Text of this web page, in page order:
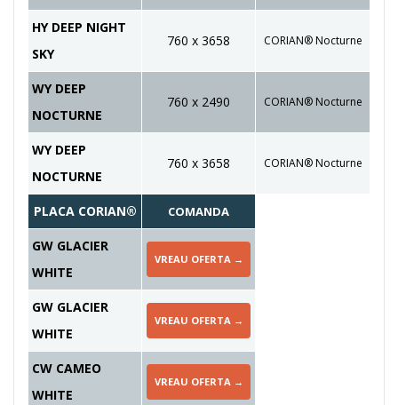
HY DEEP NIGHT
SKY
760 x 3658 CORIAN® Nocturne
WY DEEP
NOCTURNE
760 x 2490 CORIAN® Nocturne
WY DEEP
NOCTURNE
760 x 3658 CORIAN® Nocturne
PLACA CORIAN® COMANDA
GW GLACIER
WHITE
VREAU OFERTA →
GW GLACIER
WHITE
VREAU OFERTA →
CW CAMEO
WHITE
VREAU OFERTA →